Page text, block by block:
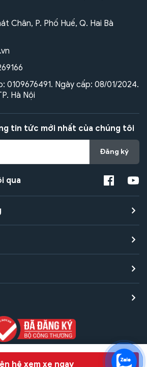
Chat hỗ trợ
hệ xem xe ngay
Chân, P. Phố Huế, Q. Hai Bà
0109676491. Ngày cấp: 08/01/2024.
Hà Nội
tin tức mới nhất của chúng tôi
Đăng ký
qua
Bảo mật quyền riêng tư Điều khoản sử dụng